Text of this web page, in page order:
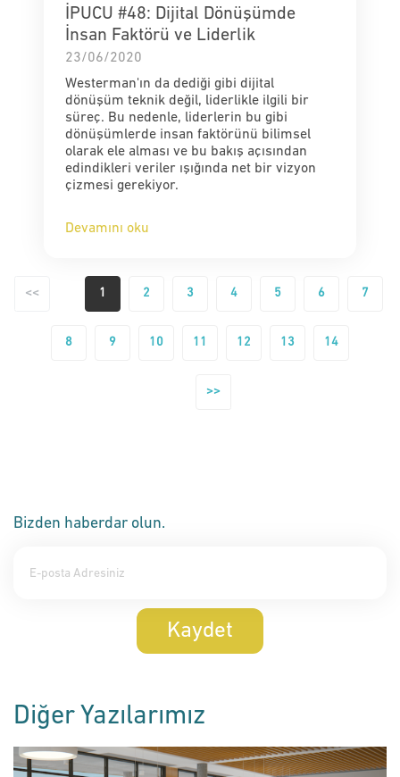
İPUCU #48: Dijital Dönüşümde
İnsan Faktörü ve Liderlik
23/06/2020
Westerman'ın da dediği gibi dijital
dönüşüm teknik değil, liderlikle ilgili bir
süreç. Bu nedenle, liderlerin bu gibi
dönüşümlerde insan faktörünü bilimsel
olarak ele alması ve bu bakış açısından
edindikleri veriler ışığında net bir vizyon
çizmesi gerekiyor.
Devamını oku
<< 1 2 3 4 5 6 7
8 9 10 11 12 13 14
>>
Bizden haberdar olun.
Kaydet
Diğer Yazılarımız